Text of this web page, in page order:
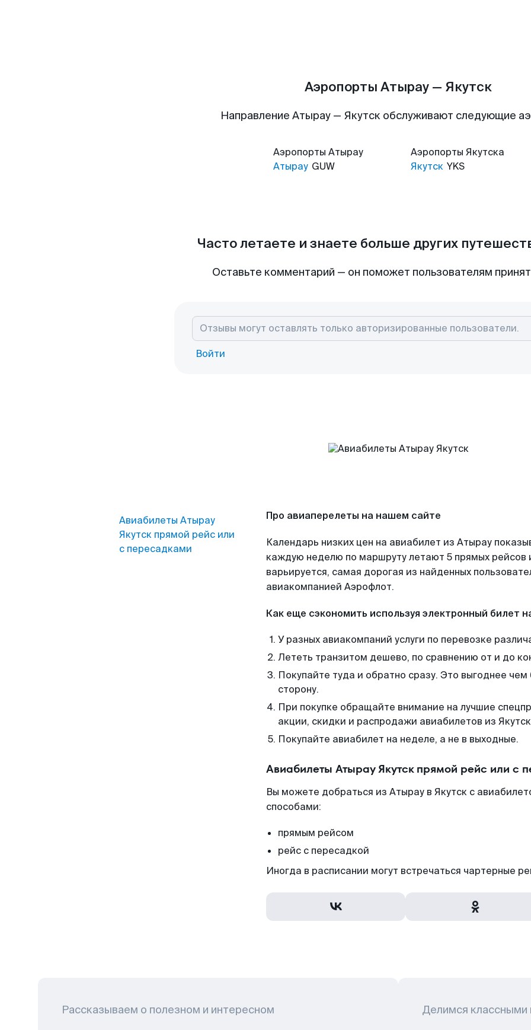
Аэропорты Атырау — Якутск
Направление Атырау — Якутск обслуживают следующие
Аэропорты Атырау
Атырау GUW
Аэропорты Якутска
Якутск YKS
Часто летаете и знаете больше других
Оставьте комментарий — он поможет пользователям
Войти
Авиабилеты Атырау
Якутск прямой рейс или
с пересадками
Про авиаперелеты на нашем сайте
Календарь низких цен на авиабилет из Атырау
каждую неделю по маршруту летают 5 прямых рейсов
варьируется, самая дорогая из найденных
авиакомпанией Аэрофлот.
Как еще сэкономить используя электронный билет
У разных авиакомпаний услуги по перевозке
Лететь транзитом дешево, по сравнению от и до
Покупайте туда и обратно сразу. Это выгоднее
сторону.
При покупке обращайте внимание на лучшие
акции, скидки и распродажи авиабилетов из
Покупайте авиабилет на неделе, а не в выходные.
Авиабилеты Атырау Якутск прямой рейс или с
Вы можете добраться из Атырау в Якутск с
способами:
прямым рейсом
рейс с пересадкой
Иногда в расписании могут встречаться чартерные
Рассказываем о полезном и интересном Делимся классными